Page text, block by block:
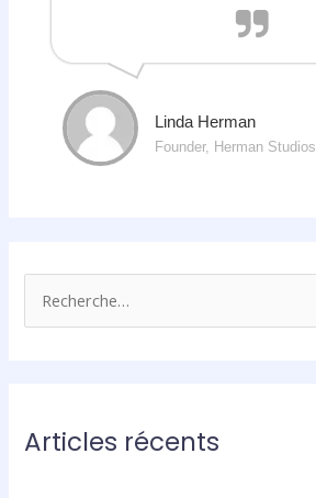
e
Articles récents
Linda Herman
Founder, Herman Studios